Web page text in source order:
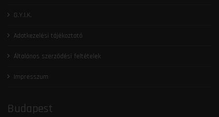
G.Y.I.K.
Adatkezelési tájékoztató
Általános szerződési feltételek
Impresszum
Budapest